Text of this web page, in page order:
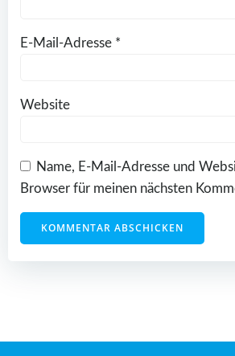
E-Mail-Adresse *
Website
Name, E-Mail-Adresse und
Browser für meinen nächsten